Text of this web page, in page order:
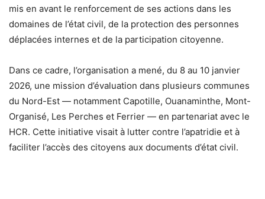
mis en avant le renforcement de ses actions dans les
domaines de l’état civil, de la protection des personnes
déplacées internes et de la participation citoyenne.
Dans ce cadre, l’organisation a mené, du 8 au 10 janvier
2026, une mission d’évaluation dans plusieurs communes
du Nord-Est — notamment Capotille, Ouanaminthe, Mont-
Organisé, Les Perches et Ferrier — en partenariat avec le
HCR. Cette initiative visait à lutter contre l’apatridie et à
faciliter l’accès des citoyens aux documents d’état civil.